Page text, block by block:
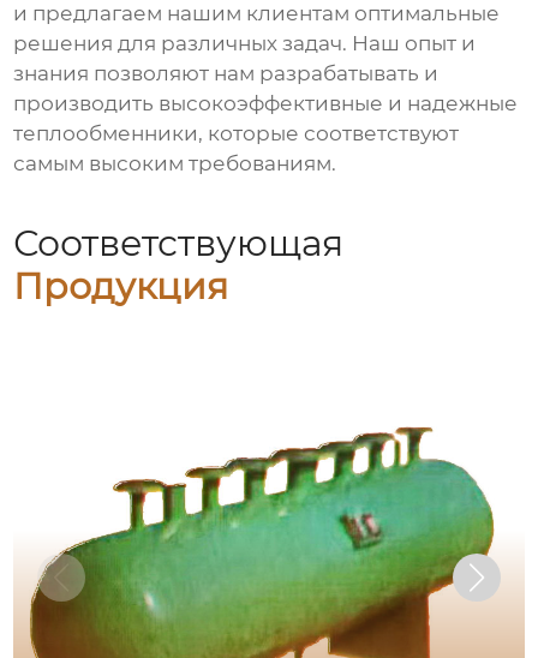
и предлагаем нашим клиентам оптимальные
решения для различных задач. Наш опыт и
знания позволяют нам разрабатывать и
производить высокоэффективные и надежные
теплообменники, которые соответствуют
самым высоким требованиям.
Соответствующая
Продукция